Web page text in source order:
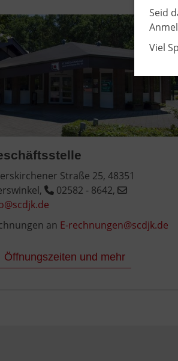
Straße 25, 48351
02582 - 8642,
an E-rechnungen@scdjk.de
Öffnungszeiten und mehr
Seid
Viel